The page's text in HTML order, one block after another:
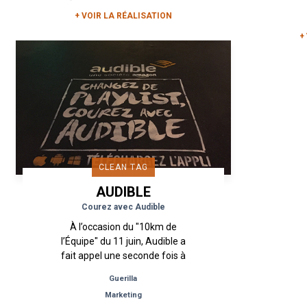
dispositif de...
+ VOIR LA RÉALISATION
+
CLEAN TAG
AUDIBLE
Courez avec Audible
À l’occasion du "10km de
l’Équipe" du 11 juin, Audible a
fait appel une seconde fois à
place d’une campagne de
clean tags dans...
Guerilla
Marketing